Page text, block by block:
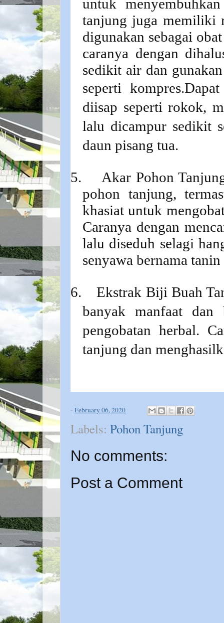
untuk
tanjung juga memiliki
digunakan sebagai
caranya dengan
sedikit air dan
seperti kompres.
diisap seperti rokok,
lalu dicampur sedikit
daun pisang tua.
5.
Akar Pohon
pohon tanjung,
khasiat untuk
Caranya dengan
lalu diseduh selagi
senyawa bernama
6.
Ekstrak Biji Buah
banyak manfaat dan
pengobatan herbal.
tanjung dan
- February 06, 2020
Labels: Pohon Tanjung
No comments:
Post a Comment